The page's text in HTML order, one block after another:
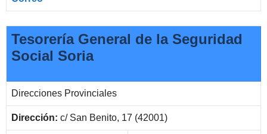
Tesorería General de la Seguridad
Social Soria
Direcciones Provinciales
Dirección: c/ San Benito, 17 (42001)